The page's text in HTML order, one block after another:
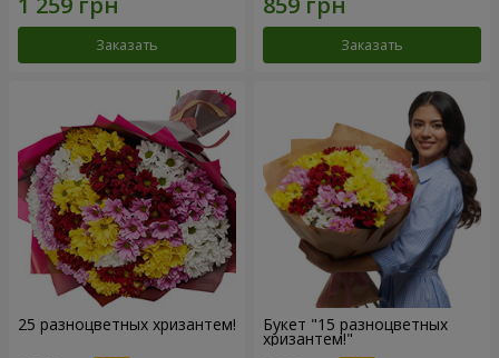
Заказать Заказать
25 разноцветных хризантем! Букет "15 разноцветных
хризантем!"